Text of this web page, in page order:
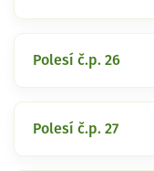
Polesí č.p. 26
Polesí č.p. 27